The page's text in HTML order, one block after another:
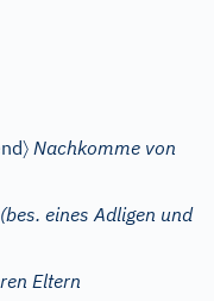
〉 Nachkomme von
eines Adligen und
Eltern